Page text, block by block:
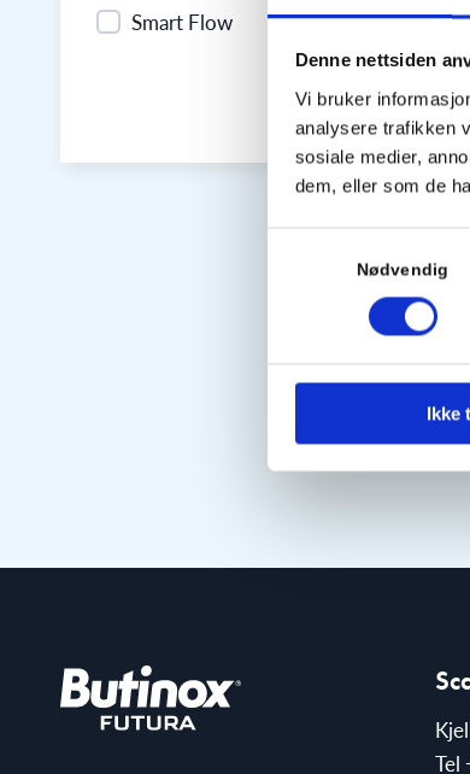
Denne nettsiden
Vi bruker
analysere trafikken
sosiale medier,
dem, eller som de
Nødvendig
Ikke
Smart Flow
Tel